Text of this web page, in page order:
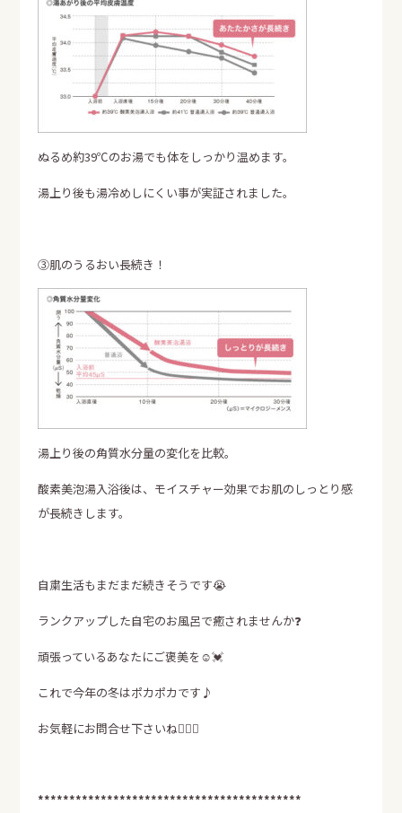
ぬるめ約39℃のお湯でも体をしっかり温めます。
湯上り後も湯冷めしにくい事が実証されました。
③肌のうるおい長続き！
湯上り後の角質水分量の変化を比較。
酸素美泡湯入浴後は、モイスチャー効果でお肌のしっとり感
が長続きします。
自粛生活もまだまだ続きそうです😭
ランクアップした自宅のお風呂で癒されませんか❓
頑張っているあなたにご褒美を☺️💓
これで今年の冬はポカポカです♪
お気軽にお問合せ下さいね💁‍♀️✨
******************************************